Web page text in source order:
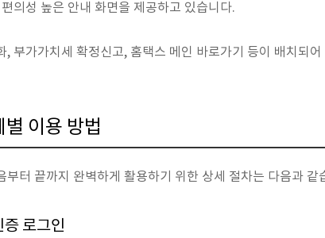
의성 높은 안내 화면을 제공하고 있습니다.
, 부가가치세 확정신고, 홈택스 메인 바로가기 등이 배치되어
이용 방법
부터 끝까지 완벽하게 활용하기 위한 상세 절차는 다음과 같
로그인